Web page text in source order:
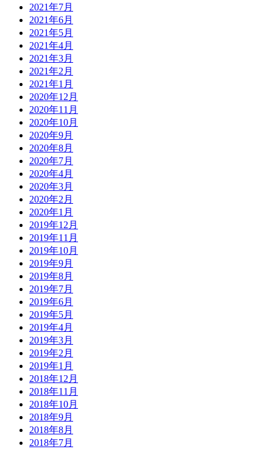
2021年7月
2021年6月
2021年5月
2021年4月
2021年3月
2021年2月
2021年1月
2020年12月
2020年11月
2020年10月
2020年9月
2020年8月
2020年7月
2020年4月
2020年3月
2020年2月
2020年1月
2019年12月
2019年11月
2019年10月
2019年9月
2019年8月
2019年7月
2019年6月
2019年5月
2019年4月
2019年3月
2019年2月
2019年1月
2018年12月
2018年11月
2018年10月
2018年9月
2018年8月
2018年7月